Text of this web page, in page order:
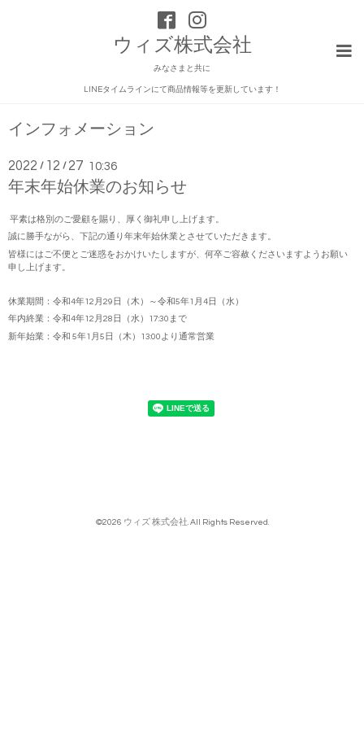
ウィズ株式会社
みなさまと共に
LINEタイムラインにて商品情報等を更新しています！
インフォメーション
2022 / 12 / 27 10:36
年末年始休業のお知らせ
平素は格別のご愛顧を賜り、厚く御礼申し上げます。
誠に勝手ながら、下記の通り年末年始休業とさせていただきます。
皆様にはご不便とご迷惑をおかけいたしますが、何卒ご容赦くださいますようお願い
申し上げます。
休業期間：令和4年12月29日（木）～令和5年1月4日（水）
年内終業：令和4年12月28日（水）17:30まで
新年始業：令和 5年1月5日（木）13:00より通常営業
©2026 ウィズ 株式会社 . All Rights Reserved.